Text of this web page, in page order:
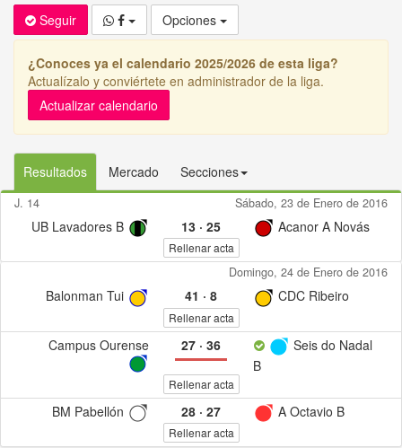
Seguir Opciones
¿Conoces ya el calendario 2025/2026 de esta liga?
Actualízalo y conviértete en administrador de la liga.
Actualizar calendario
Resultados Mercado Secciones
J. 14 Sábado, 23 de Enero de 2016
UB Lavadores B 13· 25 Acanor A Novás
Rellenar acta
Domingo, 24 de Enero de 2016
Balonman Tui 41 · 8 CDC Ribeiro
Rellenar acta
Campus Ourense 27· 36
Seis do Nadal
B
Rellenar acta
BM Pabellón 28· 27 A Octavio B
Rellenar acta